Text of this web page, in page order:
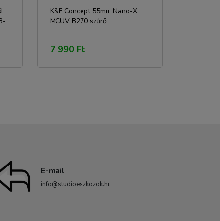
K&F Concept 55mm Nano-X
MCUV B270 szűrő
7 990 Ft
E-mail
info@studioeszkozok.hu